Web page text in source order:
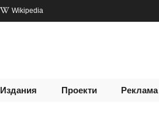
Wikipedia
Издания Проекти Реклама